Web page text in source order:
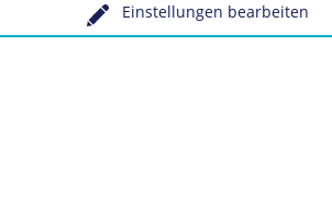
LeMO-Seiten:
Einstellungen bearbeiten